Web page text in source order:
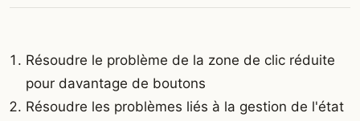
Résoudre le problème de la zone de clic réduite
pour davantage de boutons
Résoudre les problèmes liés à la gestion de l'état